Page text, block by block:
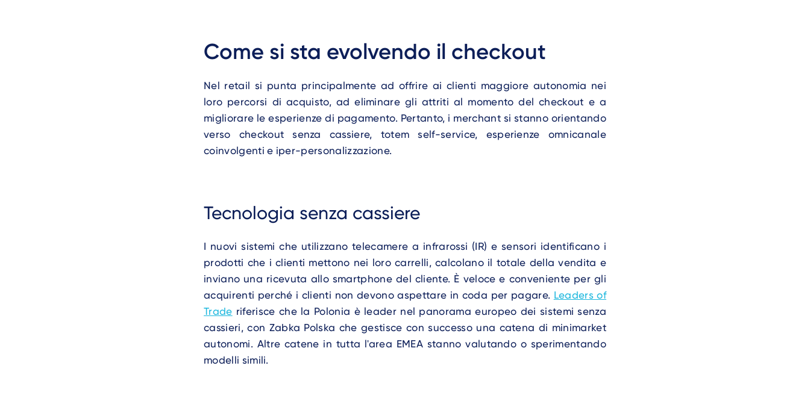
Come si sta evolvendo il checkout
Nel retail si punta principalmente ad offrire ai clienti maggiore autonomia nei
loro percorsi di acquisto, ad eliminare gli attriti al momento del checkout e a
migliorare le esperienze di pagamento. Pertanto, i merchant si stanno orientando
verso checkout senza cassiere, totem self-service, esperienze omnicanale
coinvolgenti e iper-personalizzazione.
Tecnologia senza cassiere
I nuovi sistemi che utilizzano telecamere a infrarossi (IR) e sensori identificano i
prodotti che i clienti mettono nei loro carrelli, calcolano il totale della vendita e
inviano una ricevuta allo smartphone del cliente. È veloce e conveniente per gli
acquirenti perché i clienti non devono aspettare in coda per pagare. Leaders of
Trade riferisce che la Polonia è leader nel panorama europeo dei sistemi senza
cassieri, con Zabka Polska che gestisce con successo una catena di minimarket
autonomi. Altre catene in tutta l'area EMEA stanno valutando o sperimentando
modelli simili.